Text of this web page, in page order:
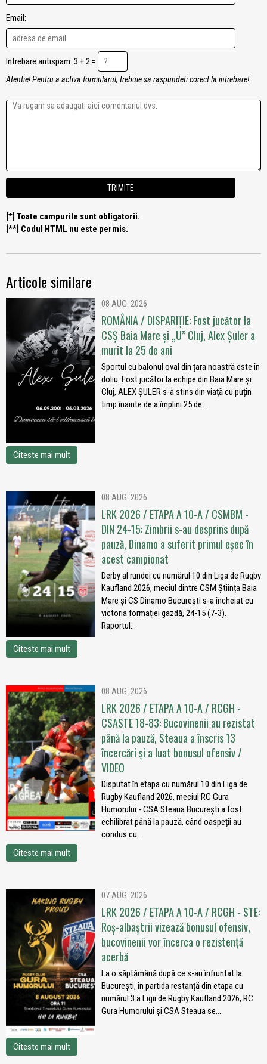
Email:
Intrebare antispam: 3 + 2 =
Atentie! Pentru a activa formularul, trebuie sa raspundeti corect la intrebare!
[*] Toate campurile sunt obligatorii.
[**] Codul HTML nu este permis.
Articole similare
08 AUG. 2026
ROMÂNIA / DISPARIȚIE: Fost jucător la
CSȘ Baia Mare și „U” Cluj, Alex Șuler a
murit la 25 de ani
Sportul cu balonul oval din țara noastră este în
doliu. Fost jucător la echipe din Baia Mare și
Cluj, ALEX ȘULER s-a stins din viață cu puțin
timp înainte de a împlini 25 de...
Citeste mai mult
08 AUG. 2026
LRK 2026 / ETAPA A 10-A / CSMBM -
DIN 24-15: Zimbrii s-au desprins după
pauză, Dinamo a suferit primul eșec în
acest campionat
Derby al rundei cu numărul 10 din Liga de Rugby
Kaufland 2026, meciul dintre CSM Știința Baia
Mare și CS Dinamo București s-a încheiat cu
victoria formației gazdă, 24-15 (7-3).
Raportul...
Citeste mai mult
08 AUG. 2026
LRK 2026 / ETAPA A 10-A / RCGH -
CSASTE 18-83: Bucovinenii au rezistat
până la pauză, Steaua a înscris 13
încercări și a luat bonusul ofensiv /
VIDEO
Disputat în etapa cu numărul 10 din Liga de
Rugby Kaufland 2026, meciul RC Gura
Humorului - CSA Steaua București a fost
echilibrat până la pauză, când oaspeții au
condus cu...
Citeste mai mult
07 AUG. 2026
LRK 2026 / ETAPA A 10-A / RCGH - STE:
Roș-albaștrii vizează bonusul ofensiv,
bucovinenii vor încerca o rezistență
acerbă
La o săptămână după ce s-au înfruntat la
București, în partida restanță din etapa cu
numărul 3 a Ligii de Rugby Kaufland 2026, RC
Gura Humorului și CSA Steaua se...
Citeste mai mult